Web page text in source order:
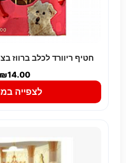
חטיף ריוורד לכלב ברווז בצורת
₪14.00
לצפייה